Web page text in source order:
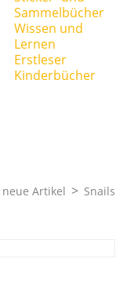
Sammelbücher
Wissen und
Lernen
Erstleser
Kinderbücher
neue Artikel
Snails